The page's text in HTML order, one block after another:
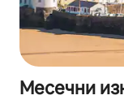
Месечни